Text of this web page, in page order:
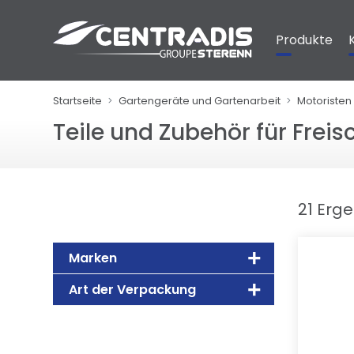
Produkte
Startseite Gartengeräte und Gartenarbeit Motoristen
Teile und Zubehör für
Marken
Art der Verpackung
21